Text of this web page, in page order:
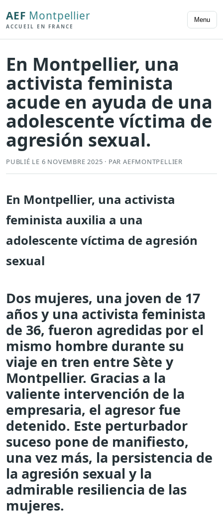
AEF Montpellier
ACCUEIL EN FRANCE
Menu
En Montpellier, una
activista feminista
acude en ayuda de una
adolescente víctima de
agresión sexual.
PUBLIÉ LE 6 NOVEMBRE 2025 · PAR AEFMONTPELLIER
En Montpellier, una activista
feminista auxilia a una
adolescente víctima de agresión
sexual
Dos mujeres, una joven de 17
años y una activista feminista
de 36, fueron agredidas por el
mismo hombre durante su
viaje en tren entre Sète y
Montpellier. Gracias a la
valiente intervención de la
empresaria, el agresor fue
detenido. Este perturbador
suceso pone de manifiesto,
una vez más, la persistencia de
la agresión sexual y la
admirable resiliencia de las
mujeres.